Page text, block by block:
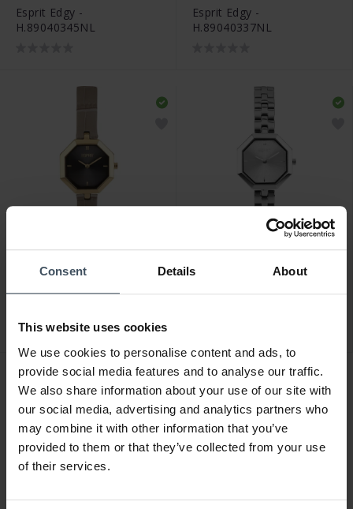
Consent Details About
This website uses cookies
We use cookies to personalise content and ads, to
provide social media features and to analyse our traffic.
We also share information about your use of our site with
our social media, advertising and analytics partners who
may combine it with other information that you’ve
provided to them or that they’ve collected from your use
of their services.
Esprit Edgy -
H.89040345NL
Esprit Edgy -
H.89040337NL
-50%
CHF 74.50 statt CHF 149.00
Esprit Edgy -
-50%
CHF 79.50 statt CHF 159.00